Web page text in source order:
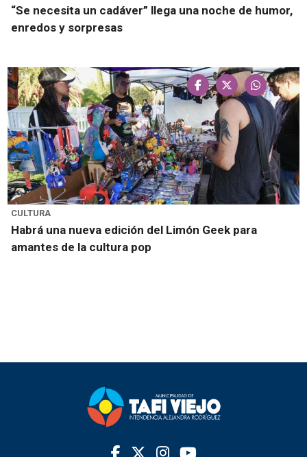
“Se necesita un cadáver” llega una noche de humor,
enredos y sorpresas
CULTURA
Habrá una nueva edición del Limón Geek para
amantes de la cultura pop